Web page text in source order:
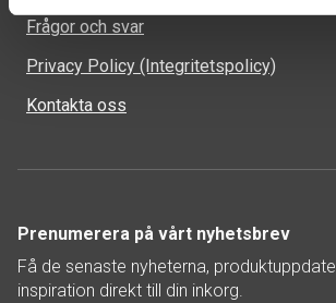
Frågor och svar
Privacy Policy (Integritetspolicy)
Kontakta oss
Prenumerera på vårt nyhetsbrev
Få de senaste nyheterna,
inspiration direkt till din inkorg.